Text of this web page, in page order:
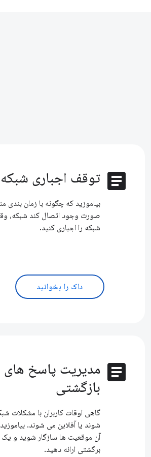
article توقف اجباری شبکه
بیاموزید که چگونه با زمان بندی
صورت وجود اتصال کند شبکه،
شبکه را اجباری کنید.
داک را بخوانید
article مدیریت پاسخ های
بازگشتی
گاهی اوقات کاربران با مشکلات
شوند یا آفلاین می شوند.
آن موقعیت ها سازگار شوید و
برگشتی ارائه دهید.